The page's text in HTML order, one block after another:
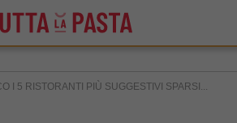
I 5 RISTORANTI PIÙ SUGGESTIVI SPARSI...